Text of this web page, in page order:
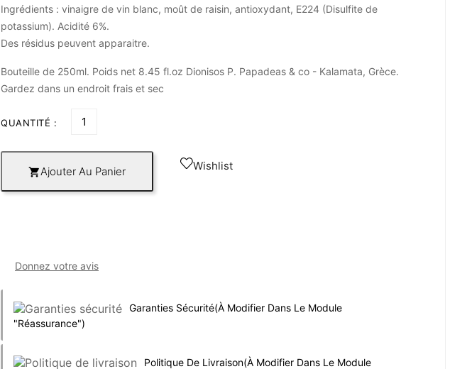
Ingrédients : vinaigre de vin blanc, moût de raisin, antioxydant, E224 (Disulfite de
potassium). Acidité 6%.
Des résidus peuvent apparaitre.
Bouteille de 250ml. Poids net 8.45 fl.oz Dionisos P. Papadeas & co - Kalamata, Grèce.
Gardez dans un endroit frais et sec
QUANTITÉ :
Ajouter Au Panier Wishlist
Donnez votre avis
Garanties Sécurité(à Modifier Dans Le Module
"Réassurance")
Politique De Livraison(à Modifier Dans Le Module